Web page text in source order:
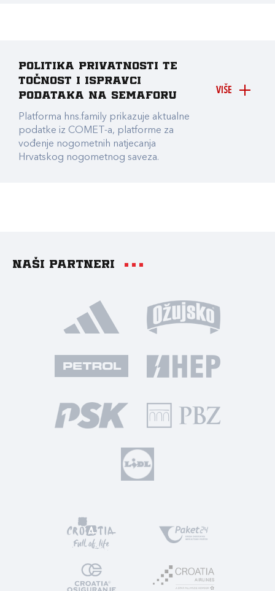
VIŠE
Politika privatnosti te
točnost i ispravci
podataka na Semaforu
Platforma hns.family prikazuje aktualne
podatke iz COMET-a, platforme za
vođenje nogometnih natjecanja
Hrvatskog nogometnog saveza.
Naši partneri